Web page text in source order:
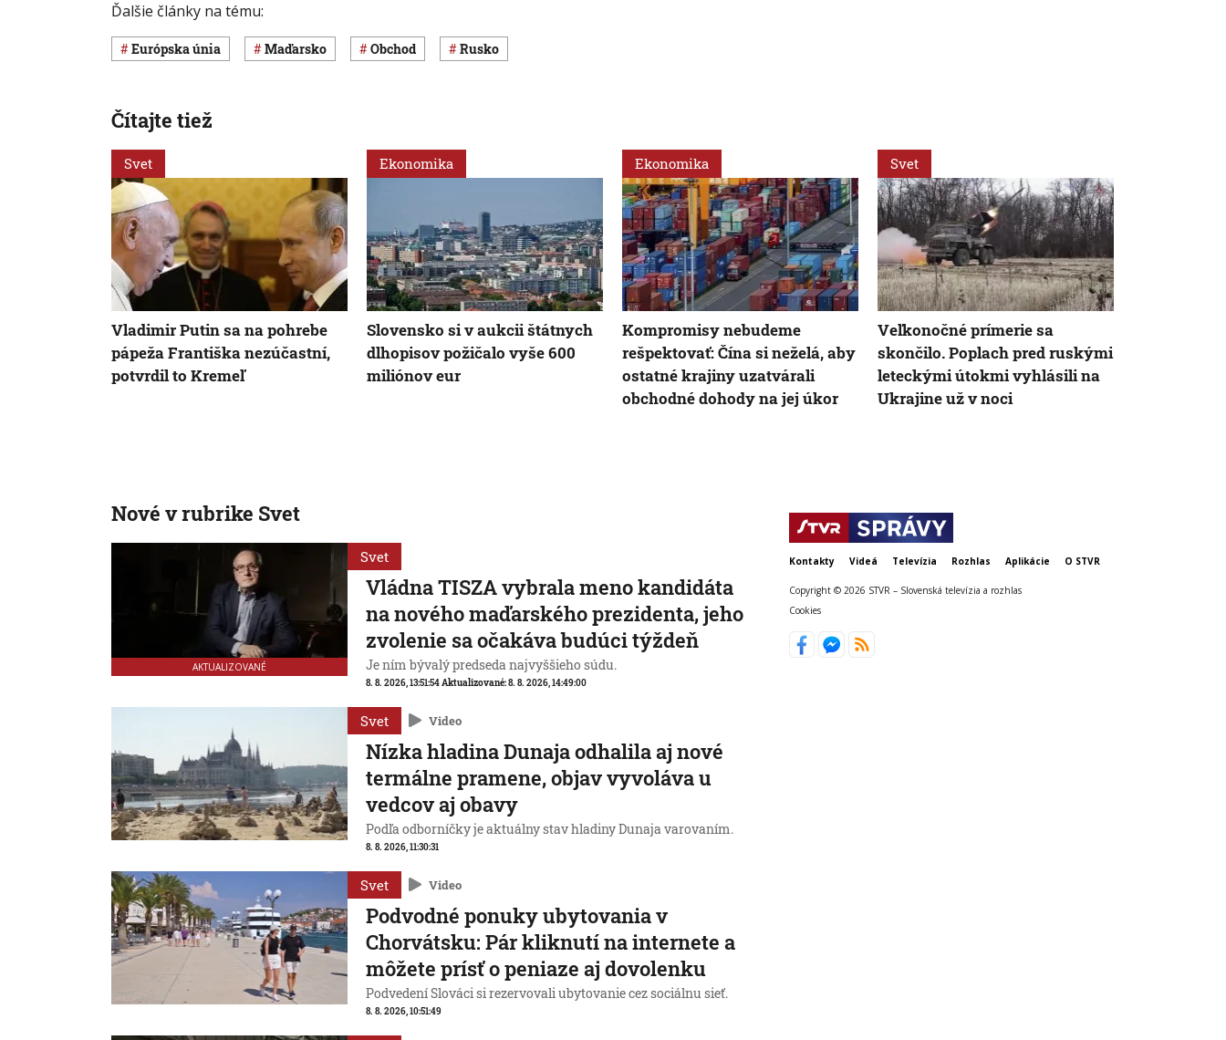
Ďalšie články na tému:
Európska únia Maďarsko obchod Rusko
Čítajte tiež
Svet
Vladimir Putin sa na pohrebe
pápeža Františka nezúčastní,
potvrdil to Kremeľ
Ekonomika
Slovensko si v aukcii štátnych
dlhopisov požičalo vyše 600
miliónov eur
Ekonomika
Kompromisy nebudeme
rešpektovať: Čína si neželá, aby
ostatné krajiny uzatvárali
obchodné dohody na jej úkor
Svet
Veľkonočné prímerie sa
skončilo. Poplach pred ruskými
leteckými útokmi vyhlásili na
Ukrajine už v noci
Nové v rubrike Svet
AKTUALIZOVANÉ
Svet
Vládna TISZA vybrala meno kandidáta
na nového maďarského prezidenta, jeho
zvolenie sa očakáva budúci týždeň
Je ním bývalý predseda najvyššieho súdu.
8. 8. 2026, 13:51:54Aktualizované:8. 8. 2026, 14:49:00
Svet Video
Nízka hladina Dunaja odhalila aj nové
termálne pramene, objav vyvoláva u
vedcov aj obavy
Podľa odborníčky je aktuálny stav hladiny Dunaja varovaním.
8. 8. 2026, 11:30:31
Svet Video
Podvodné ponuky ubytovania v
Chorvátsku: Pár kliknutí na internete a
môžete prísť o peniaze aj dovolenku
Podvedení Slováci si rezervovali ubytovanie cez sociálnu sieť.
8. 8. 2026, 10:51:49
Kontakty Videá Televízia Rozhlas Aplikácie O STVR
Copyright © 2026 STVR – Slovenská televízia a rozhlas
Cookies